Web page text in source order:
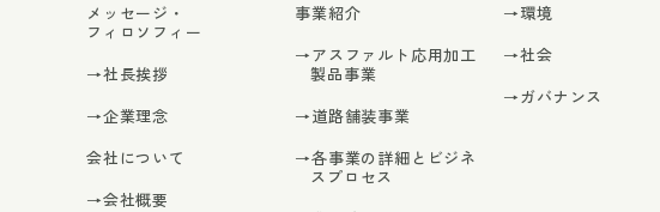
メッセージ・
フィロソフィー
→社長挨拶
→企業理念
会社について
→会社概要
事業紹介
→アスファルト応用加工
製品事業
→道路舗装事業
→各事業の詳細とビジネ
スプロセス
→環境
→社会
→ガバナンス